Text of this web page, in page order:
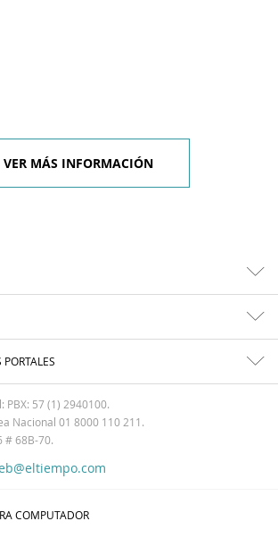
VER MÁS INFORMACIÓN
57 (1) 2940100.
Nacional 01 8000 110 211.
# 68B-70.
COMPUTADOR